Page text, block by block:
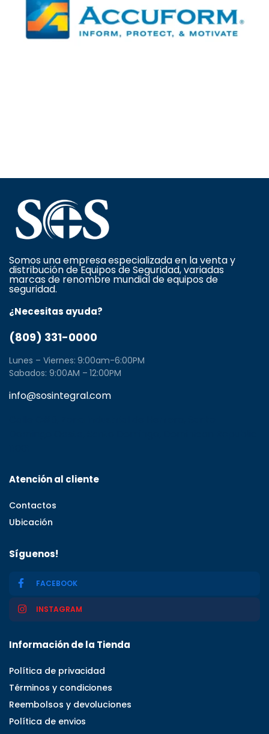
Somos una empresa especializada en la venta y
distribución de Equipos de Seguridad, variadas
marcas de renombre mundial de equipos de
seguridad.
¿Necesitas ayuda?
(809) 331-0000
Lunes – Viernes: 9:00am-6:00PM
Sabados: 9:00AM – 12:00PM
info@sosintegral.com
Atención al cliente
Contactos
Ubicación
Síguenos!
FACEBOOK
INSTAGRAM
Información de la Tienda
Política de privacidad
Términos y condiciones
Reembolsos y devoluciones
Política de envios